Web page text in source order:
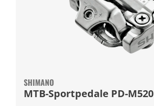
SHIMANO
MTB-Sportpedale PD-M520